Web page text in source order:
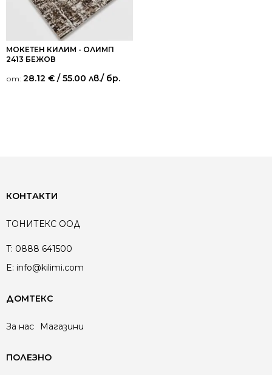
МОКЕТЕН КИЛИМ - ОЛИМП
2413 БЕЖОВ
от: 28.12 € / 55.00 лв./ бр.
КОНТАКТИ
ТОНИТЕКС ООД
T: 0888 641500
E: info@kilimi.com
ДОМТЕКС
За нас Магазини
ПОЛЕЗНО